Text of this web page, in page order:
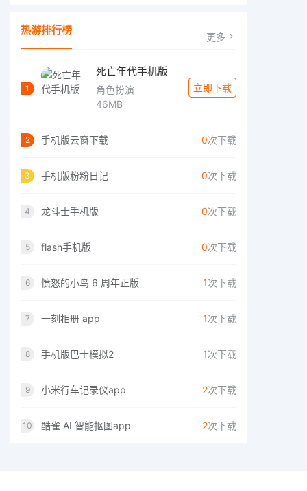
热游排行榜 更多
1
死亡年代手机版
角色扮演
46MB
立即下载
2 手机版云窗下载 0次下载
3 手机版粉粉日记 0次下载
4 龙斗士手机版 0次下载
5 flash手机版 0次下载
6 愤怒的小鸟 6 周年正版 1次下载
7 一刻相册 app 1次下载
8 手机版巴士模拟2 1次下载
9 小米行车记录仪app 2次下载
10 酷雀 AI 智能抠图app 2次下载